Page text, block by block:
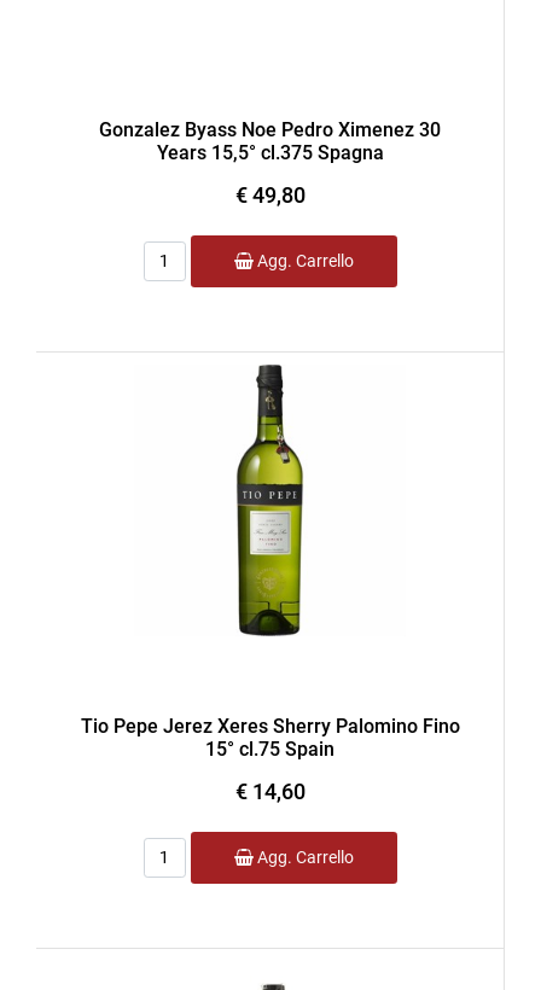
Gonzalez Byass Noe Pedro Ximenez 30
Years 15,5° cl.375 Spagna
€ 49,80
Quantità
Agg. Carrello
Tio Pepe Jerez Xeres Sherry Palomino Fino
15° cl.75 Spain
€ 14,60
Quantità
Agg. Carrello